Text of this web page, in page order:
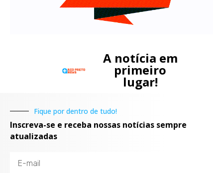
A notícia em
primeiro
lugar!
Fique por dentro de tudo!
Inscreva-se e receba nossas notícias sempre
atualizadas